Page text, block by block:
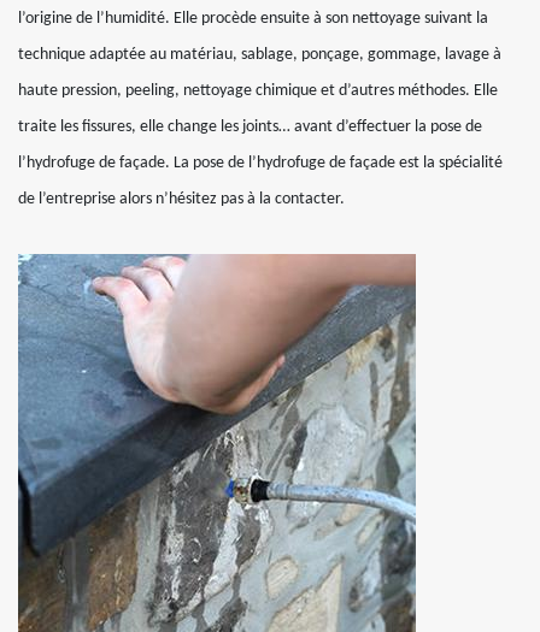
l’origine de l’humidité. Elle procède ensuite à son nettoyage suivant la
technique adaptée au matériau, sablage, ponçage, gommage, lavage à
haute pression, peeling, nettoyage chimique et d’autres méthodes. Elle
traite les fissures, elle change les joints… avant d’effectuer la pose de
l’hydrofuge de façade. La pose de l’hydrofuge de façade est la spécialité
de l’entreprise alors n’hésitez pas à la contacter.